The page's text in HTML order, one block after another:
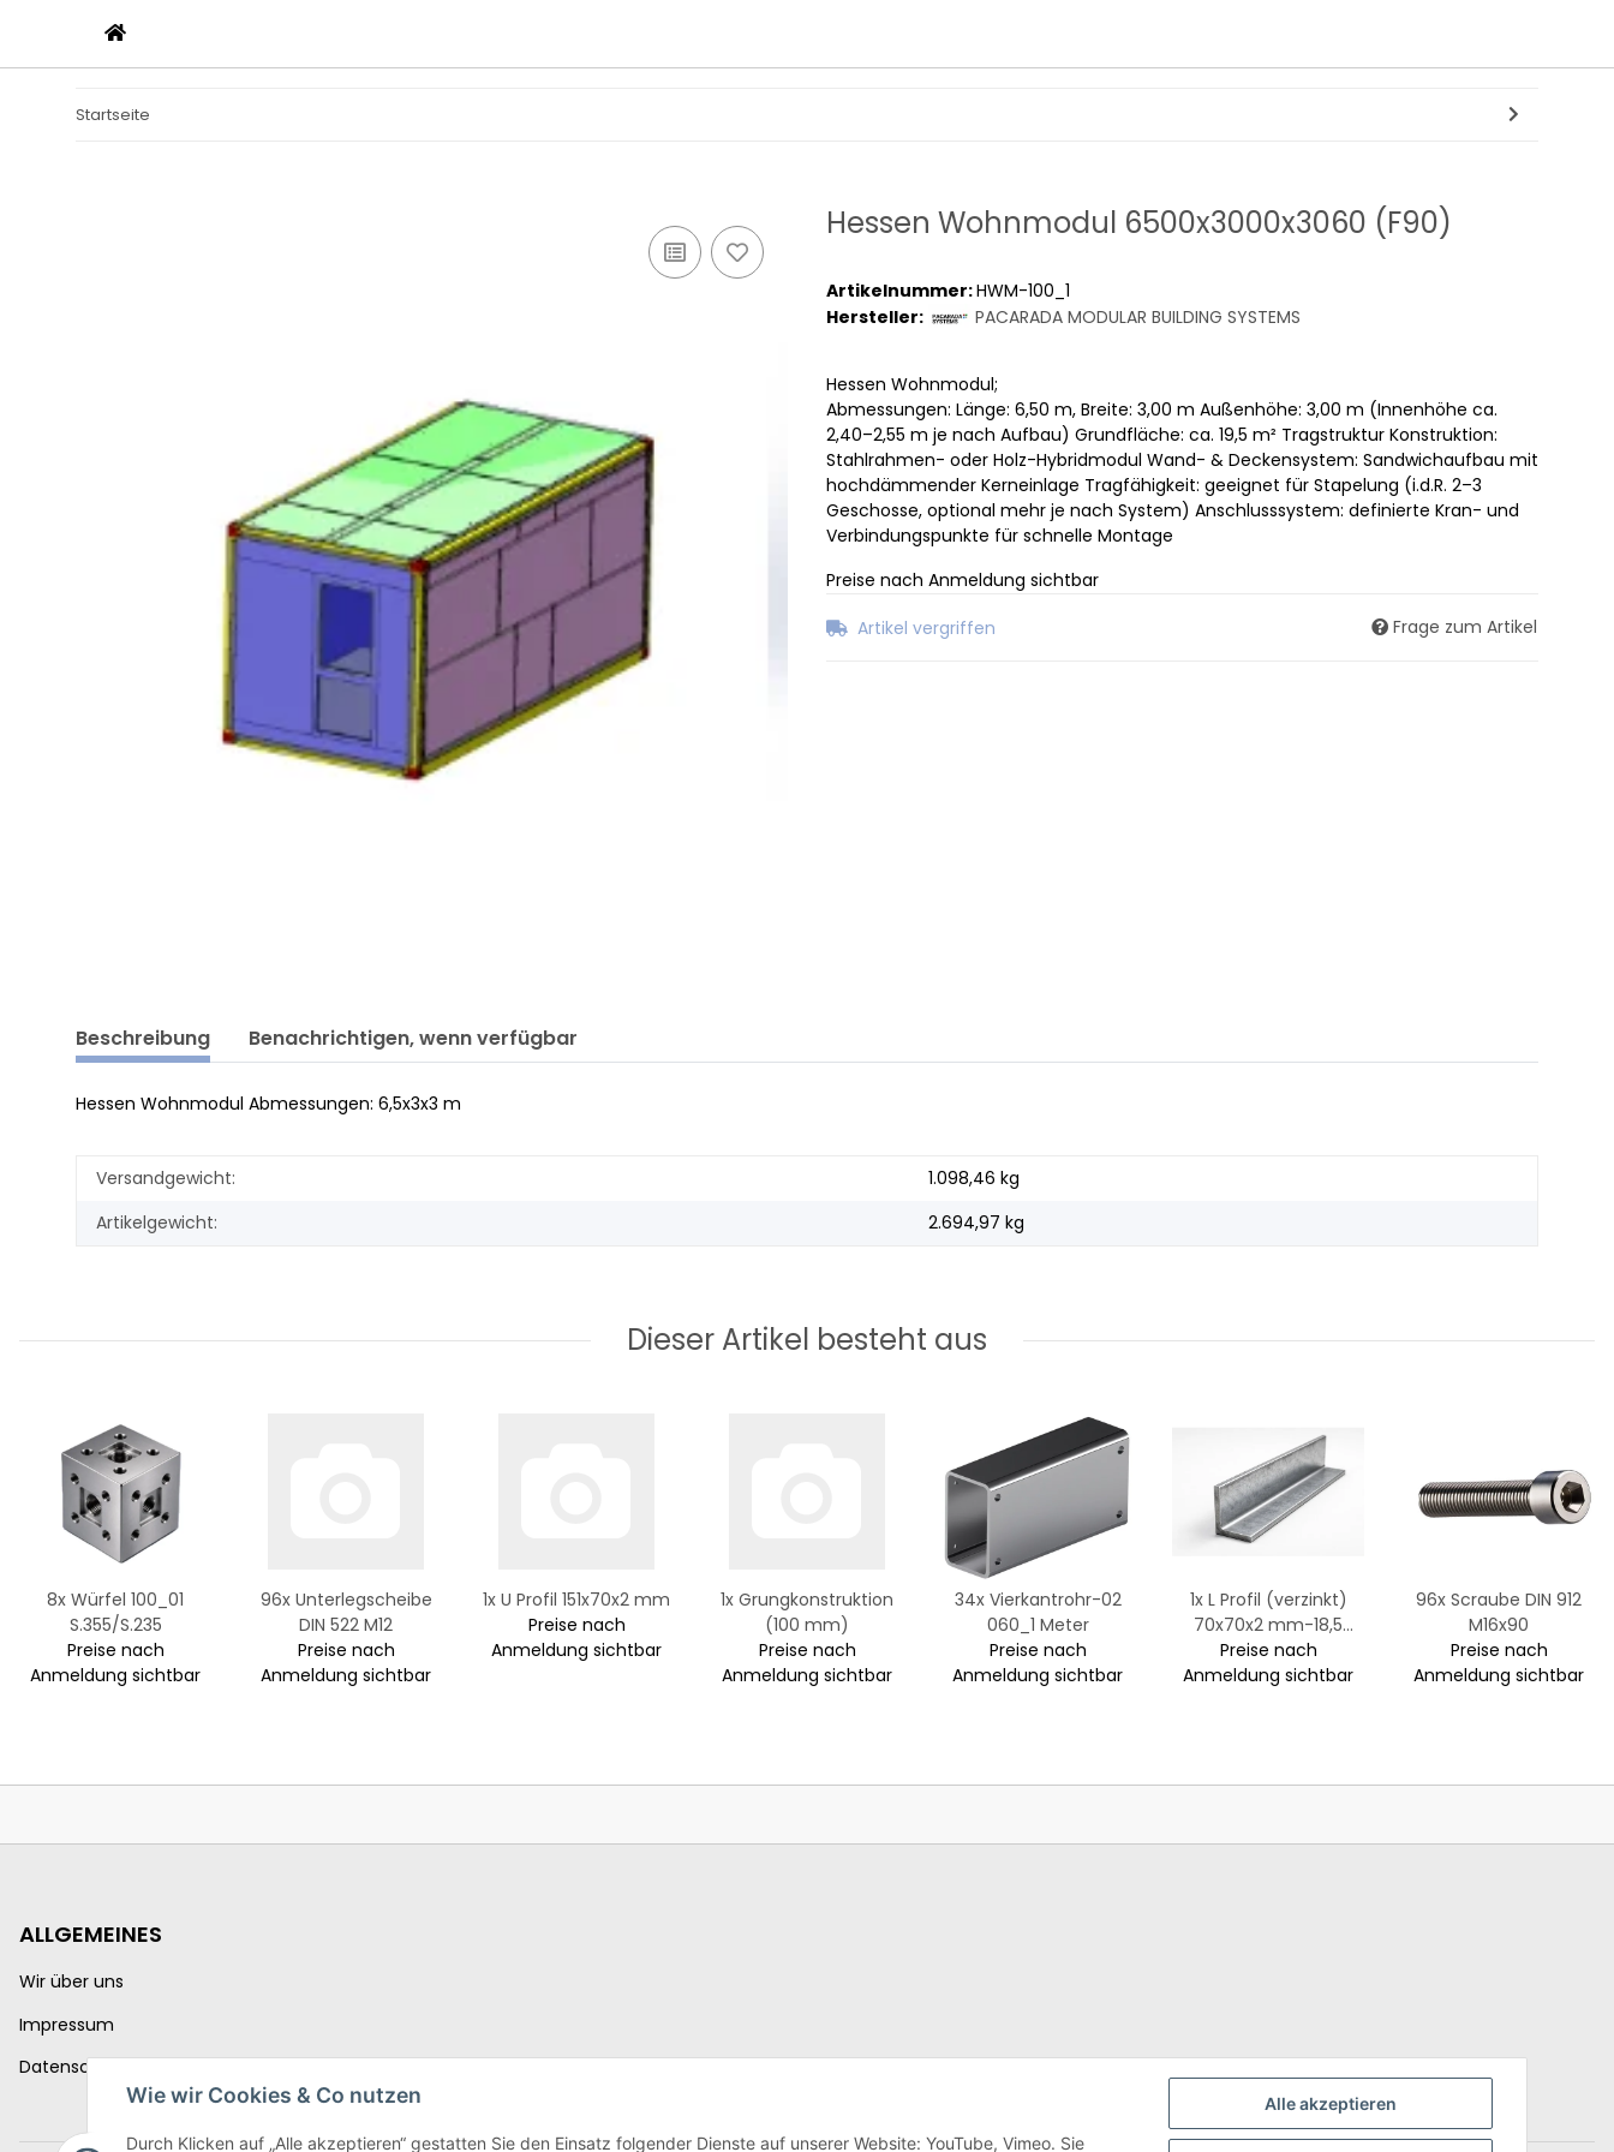
Startseite
Hessen Wohnmodul 6500x3000x3060 (F90)
Artikelnummer:HWM-100_1
Hersteller:
PACARADA MODULAR BUILDING SYSTEMS
Hessen Wohnmodul;
Abmessungen: Länge: 6,50 m, Breite: 3,00 m Außenhöhe: 3,00 m (Innenhöhe ca.
2,40–2,55 m je nach Aufbau) Grundfläche: ca. 19,5 m² Tragstruktur Konstruktion:
Stahlrahmen- oder Holz-Hybridmodul Wand- & Deckensystem: Sandwichaufbau mit
hochdämmender Kerneinlage Tragfähigkeit: geeignet für Stapelung (i.d.R. 2–3
Geschosse, optional mehr je nach System) Anschlusssystem: definierte Kran- und
Verbindungs­punkte für schnelle Montage
Preise nach Anmeldung sichtbar
Artikel vergriffen
Frage zum Artikel
Beschreibung Benachrichtigen, wenn verfügbar
Hessen Wohnmodul Abmessungen: 6,5x3x3 m
Versandgewicht:
1.098,46 kg
Artikelgewicht:
2.694,97 kg
Dieser Artikel besteht aus
8x Würfel 100_01
S.355/S.235
Preise nach
Anmeldung sichtbar
96x Unterlegscheibe
DIN 522 M12
Preise nach
Anmeldung sichtbar
1x U Profil 151x70x2 mm
Preise nach
Anmeldung sichtbar
1x Grungkonstruktion
(100 mm)
Preise nach
Anmeldung sichtbar
34x Vierkantrohr-02
060_1 Meter
Preise nach
Anmeldung sichtbar
1x L Profil (verzinkt)
70x70x2 mm-18,5
Meter
Preise nach
Anmeldung sichtbar
96x Scraube DIN 912
M16x90
Preise nach
Anmeldung sichtbar
ALLGEMEINES
Wir über uns
Impressum
Datenschutzerklärung
Wie wir Cookies & Co nutzen
Durch Klicken auf „Alle akzeptieren“ gestatten Sie den Einsatz folgender Dienste auf unserer Website: YouTube, Vimeo. Sie
Alle akzeptieren